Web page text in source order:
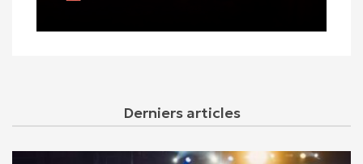
Derniers articles